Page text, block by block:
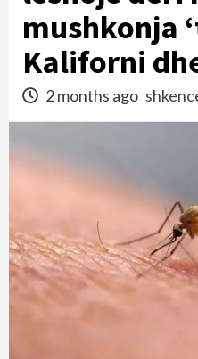
mushkonja
Kaliforni
2 months ago